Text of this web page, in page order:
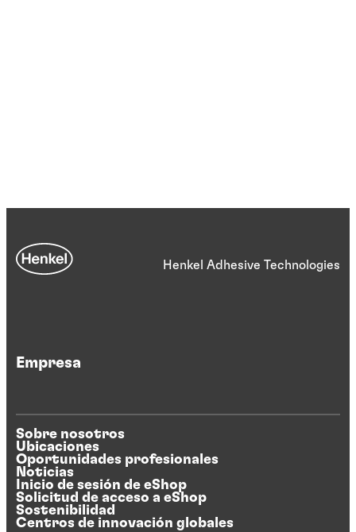
Henkel Adhesive Technologies
Empresa
Sobre nosotros
Ubicaciones
Oportunidades profesionales
Noticias
Inicio de sesión de eShop
Solicitud de acceso a eShop
Sostenibilidad
Centros de innovación globales